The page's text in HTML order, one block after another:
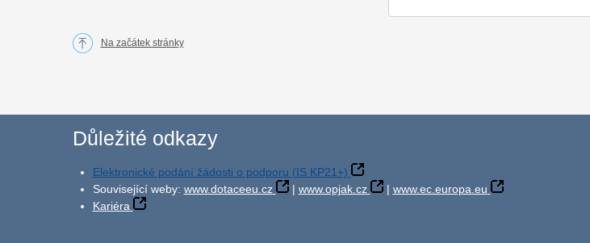
Na začátek stránky
Důležité odkazy
Elektronické podání žádosti o podporu (IS KP21+)
Související weby: www.dotaceeu.cz | www.opjak.cz | www.ec.europa.eu
Kariéra